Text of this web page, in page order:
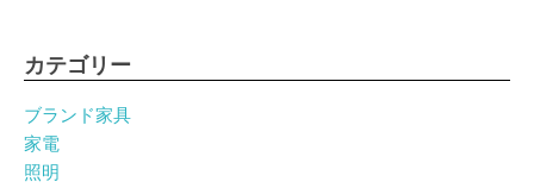
カテゴリー
ブランド家具
家電
照明